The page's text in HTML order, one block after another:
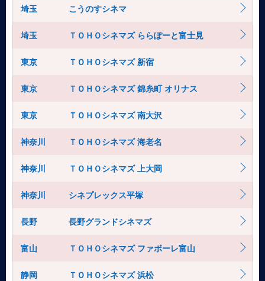
埼玉 こうのすシネマ
埼玉 ＴＯＨＯシネマズ ららぽーと富士見
東京 ＴＯＨＯシネマズ 新宿
東京 ＴＯＨＯシネマズ 錦糸町 オリナス
東京 ＴＯＨＯシネマズ 南大沢
神奈川 ＴＯＨＯシネマズ 海老名
神奈川 ＴＯＨＯシネマズ 上大岡
神奈川 シネプレックス平塚
長野 長野グランドシネマズ
富山 ＴＯＨＯシネマズ ファボーレ富山
静岡 ＴＯＨＯシネマズ 浜松